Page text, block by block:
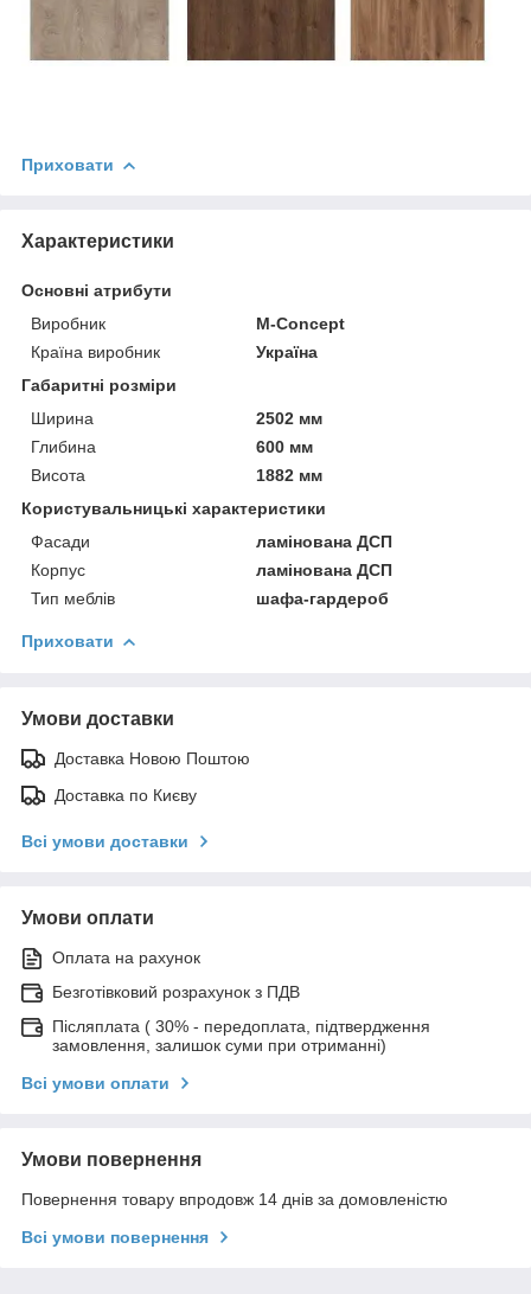
Приховати
Характеристики
Основні атрибути
Виробник
M-Concept
Країна виробник
Україна
Габаритні розміри
Ширина
2502 мм
Глибина
600 мм
Висота
1882 мм
Користувальницькі характеристики
Фасади
ламінована ДСП
Корпус
ламінована ДСП
Тип меблів
шафа-гардероб
Приховати
Умови доставки
Доставка Новою Поштою
Доставка по Києву
Всі умови доставки
Умови оплати
Оплата на рахунок
Безготівковий розрахунок з ПДВ
Післяплата ( 30% - передоплата, підтвердження
замовлення, залишок суми при отриманні)
Всі умови оплати
Умови повернення
Повернення товару впродовж 14 днів за домовленістю
Всі умови повернення